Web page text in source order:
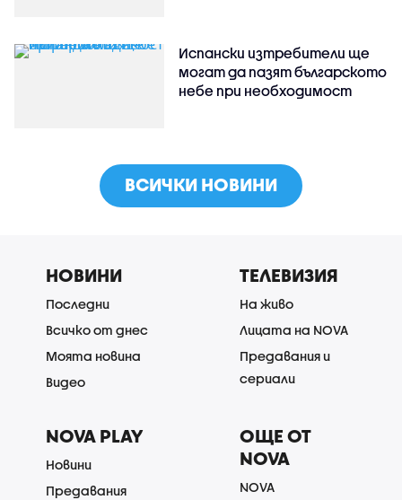
Испански изтребители ще
могат да пазят българското
небе при необходимост
ВСИЧКИ НОВИНИ
НОВИНИ
Последни
Всичко от днес
Моята новина
Видео
ТЕЛЕВИЗИЯ
На живо
Лицата на NOVA
Предавания и
сериали
NOVA PLAY
Новини
Предавания
ОЩЕ ОТ
NOVA
NOVA